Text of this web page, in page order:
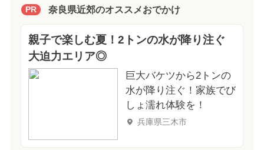
PR 奈良県近郊のオススメおでかけ
親子で楽しむ夏！2トンの水が降り注ぐ
大迫力エリア◎
巨大バケツから2トンの
水が降り注ぐ！家族でび
しょ濡れ体験を！
兵庫県三木市